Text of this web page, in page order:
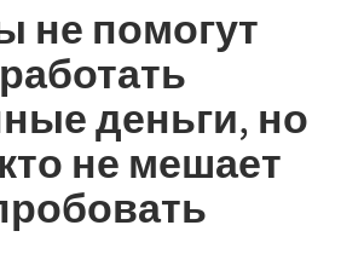
не помогут
деньги, но
не мешает